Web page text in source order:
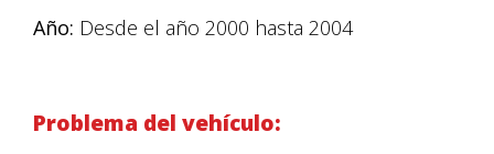
Año: Desde el año 2000 hasta 2004
Problema del vehículo: